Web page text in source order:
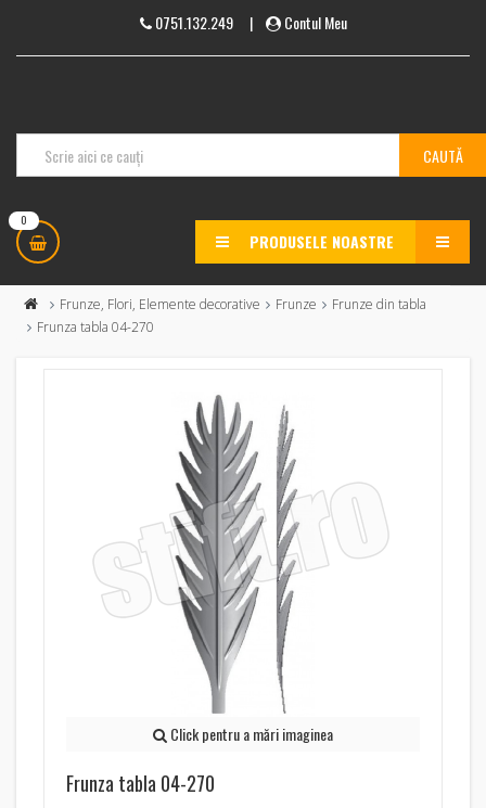
0751.132.249| Contul Meu
0
PRODUSELE NOASTRE MENU
Frunze, Flori, Elemente decorative Frunze
Frunze din tabla
Frunza tabla 04-270
Click pentru a mări imaginea
Frunza tabla 04-270